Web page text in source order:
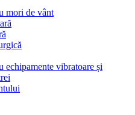
mori de vânt
echipamente vibratoare și